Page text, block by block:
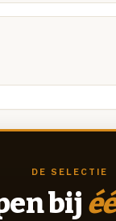
DE SELECTIE
bij